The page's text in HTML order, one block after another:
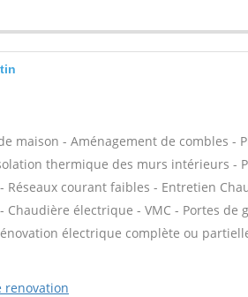
maison - Aménagement de combles -
thermique des murs intérieurs -
Réseaux courant faibles - Entretien
Chaudière électrique - VMC - Portes de
électrique complète ou
renovation